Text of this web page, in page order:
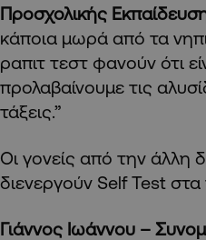
Προσχολικής
κάποια μωρά από τα
ραπιτ τεστ φανούν ότι
προλαβαίνουμε τις
τάξεις.”
Οι γονείς από την άλλη
διενεργούν Self Test στα
Γιάννος Ιωάννου –